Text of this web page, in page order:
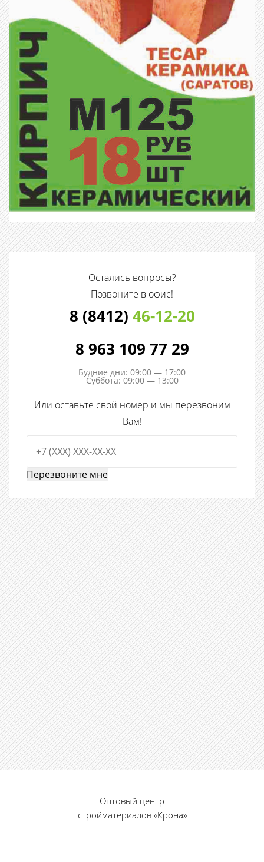
Остались вопросы?
Позвоните в офис!
8 (8412) 46-12-20
8 963 109 77 29
Будние дни: 09:00 — 17:00
Суббота: 09:00 — 13:00
Или оставьте свой номер и мы перезвоним
Вам!
Оптовый центр
стройматериалов «Крона»